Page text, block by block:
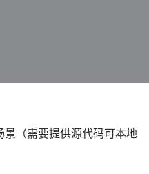
（需要提供源代码可本地